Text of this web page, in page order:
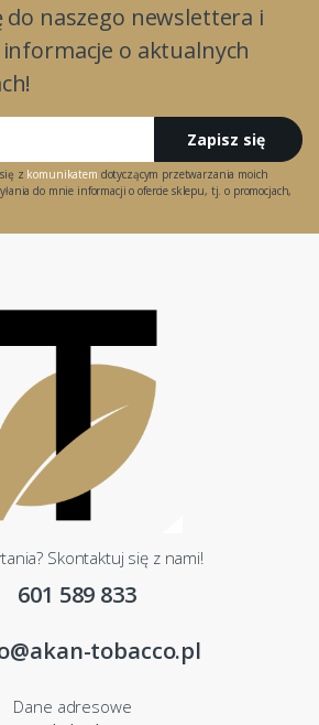
do naszego newslettera i
o aktualnych
Zapisz się
z komunikatem dotyczącym przetwarzania moich
do mnie informacji o ofercie sklepu, tj. o promocjach,
Skontaktuj się z nami!
601 589 833
tobacco.pl
Dane adresowe